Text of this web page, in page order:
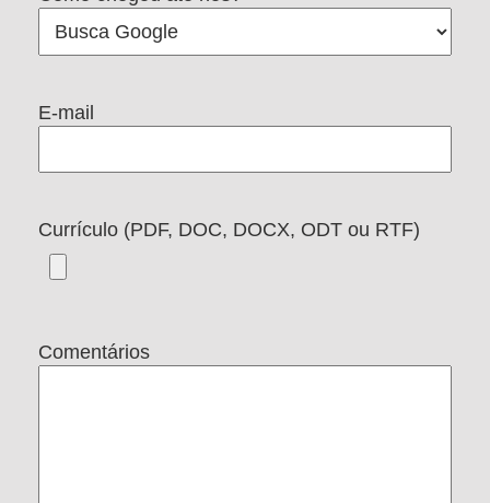
E-mail
Currículo (PDF, DOC, DOCX, ODT ou RTF)
Comentários